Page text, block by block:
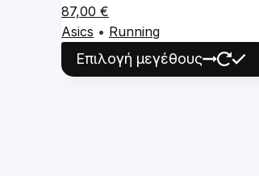
87,00 €
Asics • Running
Επιλογή μεγέθους